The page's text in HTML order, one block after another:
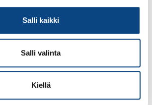
Salli kaikki
Salli valinta
Kiellä
Sade 197x197mm
harjattu
Lisää tilauskoriin